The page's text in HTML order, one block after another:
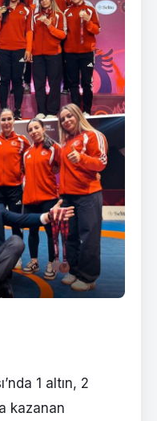
1 altın, 2
kazanan